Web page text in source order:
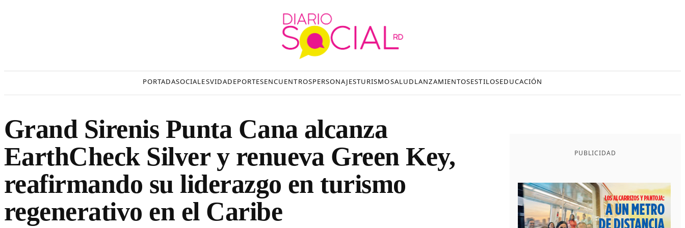
PORTADASOCIALESVIDADEPORTESENCUENTROSPERSONAJESTURISMOSALUDLANZAMIENTOSESTILOSEDUCACIÓN
Grand Sirenis Punta Cana alcanza
EarthCheck Silver y renueva Green Key,
reafirmando su liderazgo en turismo
regenerativo en el Caribe
PUBLICIDAD